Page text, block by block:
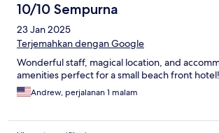
10/10 Sempurna
23 Jan 2025
Terjemahkan dengan Google
Wonderful staff, magical location, and
amenities perfect for a small beach front hotel!
Andrew, perjalanan 1 malam